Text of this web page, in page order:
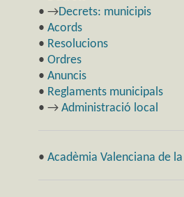
• →Decrets: municipis
• Acords
• Resolucions
• Ordres
• Anuncis
• Reglaments municipals
• → Administració local
• Acadèmia Valenciana de